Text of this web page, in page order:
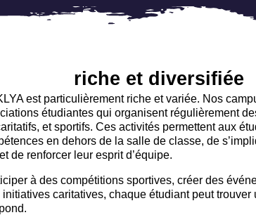
riche et diversifiée
est particulièrement riche et variée. Nos
étudiantes qui organisent régulièrement
et sportifs. Ces activités permettent aux
en dehors de la salle de classe, de
de renforcer leur esprit d’équipe.
à des compétitions sportives, créer des
initiatives caritatives, chaque étudiant peut trouver